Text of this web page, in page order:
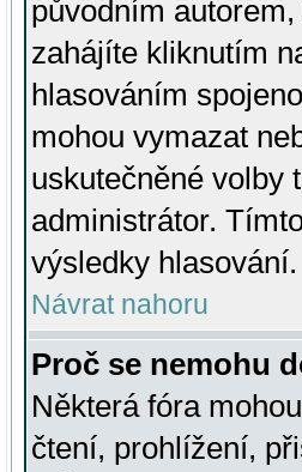
původním
zahájíte kliknutím
hlasováním
mohou vymazat
uskutečněné volby
administrátor.
výsledky hlasování.
Návrat nahoru
Proč se nemohu
Některá fóra
čtení, prohlížení,